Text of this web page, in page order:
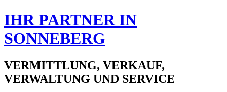
IHR PARTNER IN
SONNEBERG
VERMITTLUNG, VERKAUF,
VERWALTUNG UND SERVICE